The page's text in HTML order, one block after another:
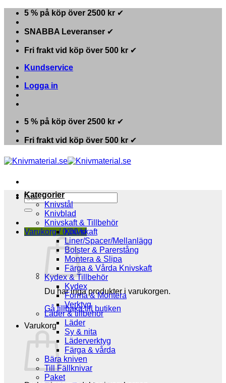
Skip
content
5 % på köp över 2500 kr ✔
SNABBA Leveranser ✔
Fri frakt vid köp över 500 kr ✔
Kundservice
Logga in
5 % på köp över 2500 kr ✔
Fri frakt vid köp över 500 kr ✔
Sök
efter:
Varukorg /0,00kr
Du har inga produkter i varukorgen.
Gå tillbaka till butiken
Varukorg
Kategorier
Knivstål
Knivblad
Knivskaft & Tillbehör
Knivskaft
Liner/Spacer/Mellanlägg
Bolster & Parerstång
Montera & Slipa
Färga & Vårda Knivskaft
Kydex & Tillbehör
Kydex
Forma & Montera
Verktyg
Läder & tillbehör
Läder
Sy & nita
Läderverktyg
Färga & vårda
Bära kniven
Till Fällknivar
Paket